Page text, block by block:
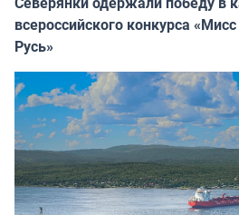
всероссийского конкурса
Русь»